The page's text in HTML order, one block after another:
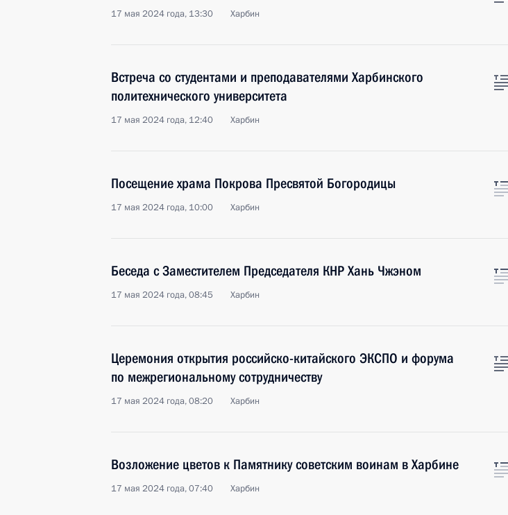
17 мая 2024 года, 13:30 Харбин
Встреча со студентами и преподавателями Харбинского
политехнического университета
17 мая 2024 года, 12:40 Харбин
Посещение храма Покрова Пресвятой Богородицы
17 мая 2024 года, 10:00 Харбин
Беседа с Заместителем Председателя КНР Хань Чжэном
17 мая 2024 года, 08:45 Харбин
Церемония открытия российско-китайского ЭКСПО и форума
по межрегиональному сотрудничеству
17 мая 2024 года, 08:20 Харбин
Возложение цветов к Памятнику советским воинам в Харбине
17 мая 2024 года, 07:40 Харбин